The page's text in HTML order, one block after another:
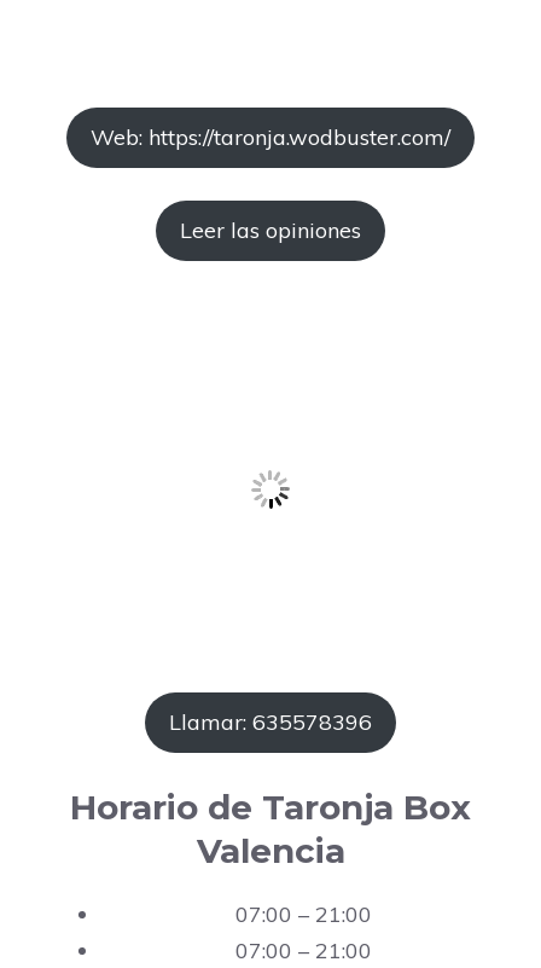
Web: https://taronja.wodbuster.com/
Leer las opiniones
Llamar: 635578396
Horario de Taronja Box
Valencia
07:00 – 21:00
07:00 – 21:00